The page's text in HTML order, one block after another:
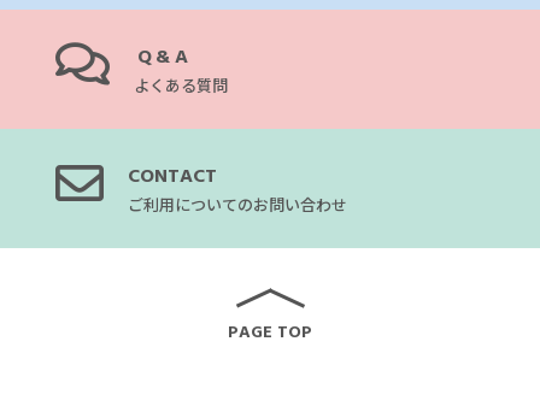
PAGE TOP
Q&A
よくある質問
CONTACT
ご利用についてのお問い合わせ